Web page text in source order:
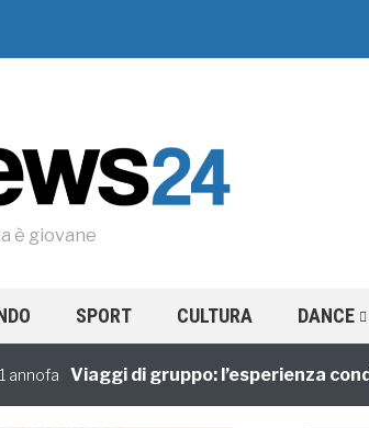
è giovane
SPORT CULTURA DANCE
Viaggi di gruppo: l’esperienza